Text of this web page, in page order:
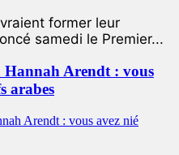
former leur
samedi le Premier...
Hannah Arendt : vous
arabes